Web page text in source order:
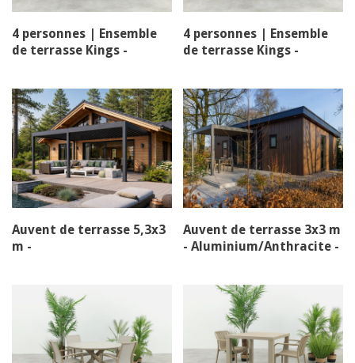
4 personnes | Ensemble
de terrasse Kings -
4 personnes | Ensemble
de terrasse Kings -
Auvent de terrasse 5,3x3
m -
Auvent de terrasse 3x3 m
- Aluminium/Anthracite -